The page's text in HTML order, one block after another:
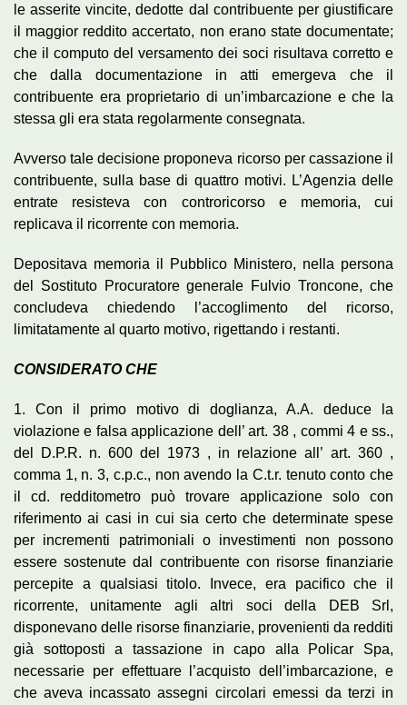
le asserite vincite, dedotte dal contribuente per giustificare
il maggior reddito accertato, non erano state documentate;
che il computo del versamento dei soci risultava corretto e
che dalla documentazione in atti emergeva che il
contribuente era proprietario di un’imbarcazione e che la
stessa gli era stata regolarmente consegnata.
Avverso tale decisione proponeva ricorso per cassazione il
contribuente, sulla base di quattro motivi. L’Agenzia delle
entrate resisteva con controricorso e memoria, cui
replicava il ricorrente con memoria.
Depositava memoria il Pubblico Ministero, nella persona
del Sostituto Procuratore generale Fulvio Troncone, che
concludeva chiedendo l’accoglimento del ricorso,
limitatamente al quarto motivo, rigettando i restanti.
CONSIDERATO CHE
1. Con il primo motivo di doglianza, A.A. deduce la
violazione e falsa applicazione dell’ art. 38 , commi 4 e ss.,
del D.P.R. n. 600 del 1973 , in relazione all’ art. 360 ,
comma 1, n. 3, c.p.c., non avendo la C.t.r. tenuto conto che
il cd. redditometro può trovare applicazione solo con
riferimento ai casi in cui sia certo che determinate spese
per incrementi patrimoniali o investimenti non possono
essere sostenute dal contribuente con risorse finanziarie
percepite a qualsiasi titolo. Invece, era pacifico che il
ricorrente, unitamente agli altri soci della DEB Srl,
disponevano delle risorse finanziarie, provenienti da redditi
già sottoposti a tassazione in capo alla Policar Spa,
necessarie per effettuare l’acquisto dell’imbarcazione, e
che aveva incassato assegni circolari emessi da terzi in